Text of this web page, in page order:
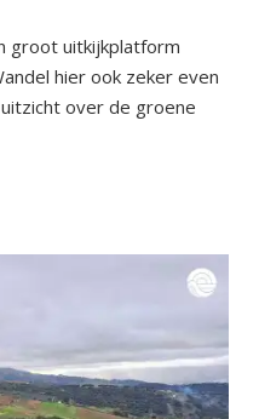
groot uitkijkplatform
hier ook zeker even
over de groene